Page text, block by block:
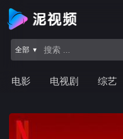
电影 电视剧 综艺
全部 ▾